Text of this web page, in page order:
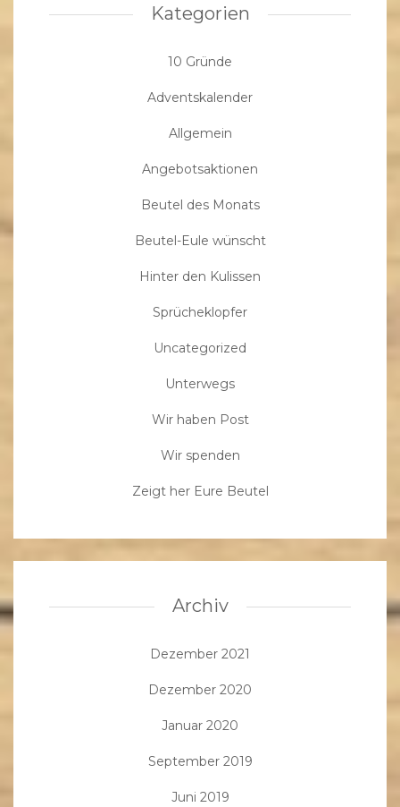
Kategorien
10 Gründe
Adventskalender
Allgemein
Angebotsaktionen
Beutel des Monats
Beutel-Eule wünscht
Hinter den Kulissen
Sprücheklopfer
Uncategorized
Unterwegs
Wir haben Post
Wir spenden
Zeigt her Eure Beutel
Archiv
Dezember 2021
Dezember 2020
Januar 2020
September 2019
Juni 2019